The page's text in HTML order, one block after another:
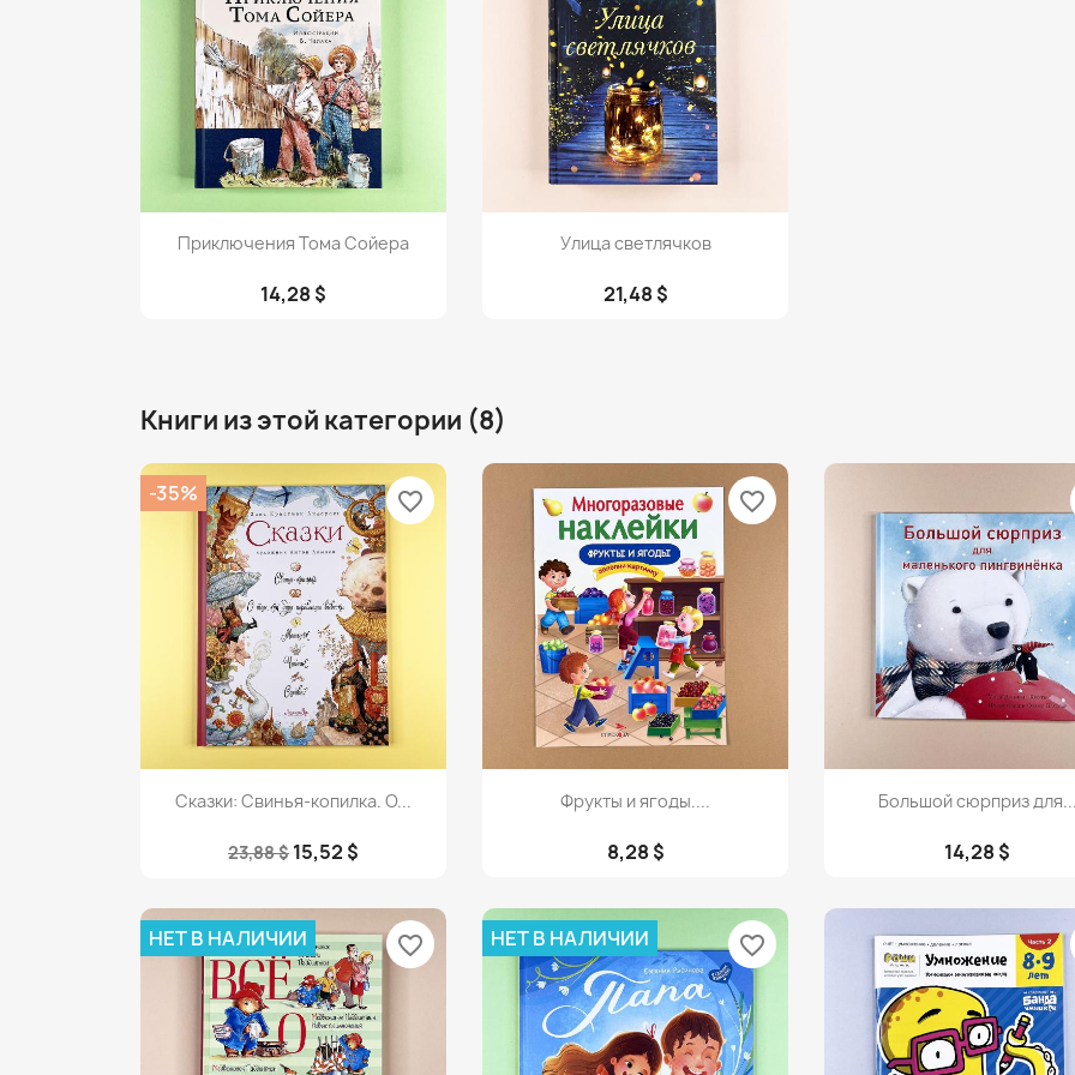
Просмотр
Приключения Тома Сойера
14,28 $
Просмотр
Улица светлячков
21,48 $
Книги из этой категории (8)
Просмотр
Сказки: Свинья-копилка. О...
23,88 $ 15,52 $
-35% favorite_border
Просмотр
Фрукты и ягоды....
8,28 $
favorite_border
Просмотр
Большой сюрприз
14,28 $
НЕТ В НАЛИЧИИ favorite_border НЕТ В НАЛИЧИИ favorite_border